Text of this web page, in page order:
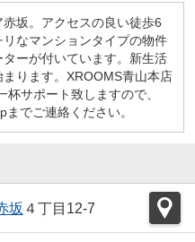
坂。アクセスの良い徒歩6
なマンションタイプの物件
ーが付いています。新生活
ります。XROOMS青山本店
サポート致しますので、
でご連絡ください。
坂 ４丁目12-7